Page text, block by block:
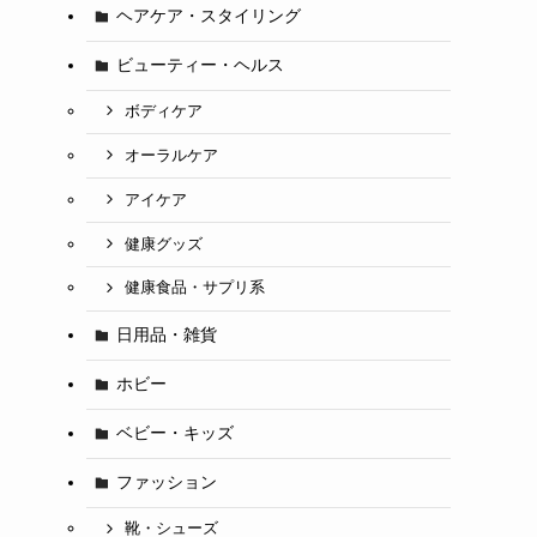
ヘアケア・スタイリング
ビューティー・ヘルス
ボディケア
オーラルケア
アイケア
健康グッズ
健康食品・サプリ系
日用品・雑貨
ホビー
ベビー・キッズ
ファッション
靴・シューズ